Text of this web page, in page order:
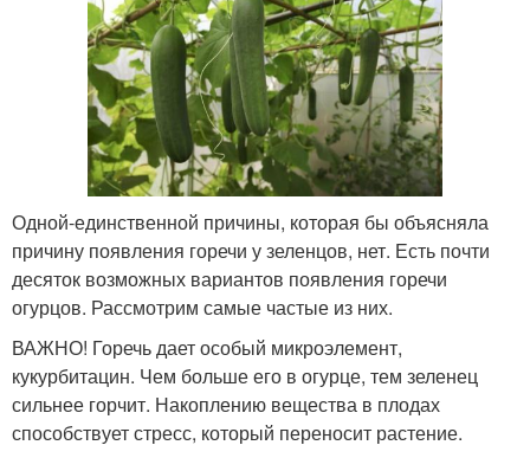
Одной-единственной причины, которая бы объясняла
причину появления горечи у зеленцов, нет. Есть почти
десяток возможных вариантов появления горечи
огурцов. Рассмотрим самые частые из них.
ВАЖНО! Горечь дает особый микроэлемент,
кукурбитацин. Чем больше его в огурце, тем зеленец
сильнее горчит. Накоплению вещества в плодах
способствует стресс, который переносит растение.